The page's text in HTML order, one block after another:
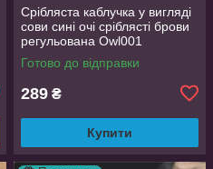
Срібляста каблучка у вигляді
сови сині очі сріблясті брови
регульована Owl001
Готово до відправки
289 ₴
Купити